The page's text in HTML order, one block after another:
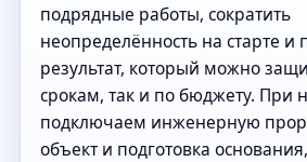
подрядные работы, сократить
неопределённость на старте и
результат, который можно
срокам, так и по бюджету. При
подключаем инженерную
объект и подготовка